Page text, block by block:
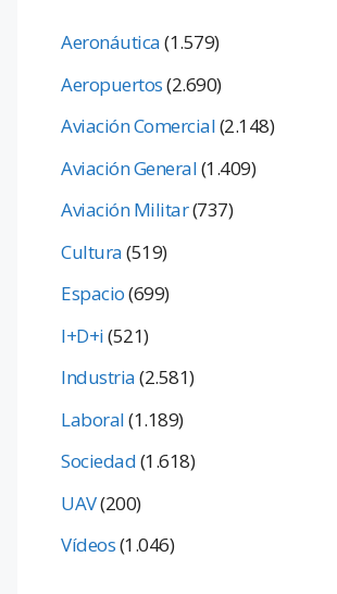
Aeronáutica(1.579)
Aeropuertos(2.690)
Aviación Comercial(2.148)
Aviación General(1.409)
Aviación Militar(737)
Cultura(519)
Espacio(699)
I+D+i(521)
Industria(2.581)
Laboral(1.189)
Sociedad(1.618)
UAV(200)
Vídeos(1.046)